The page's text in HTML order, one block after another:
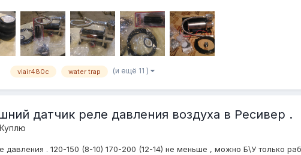
viair480c water trap (и ещё 11 )
датчик реле давления воздуха в Ресивер .
Куплю
давления . 120-150 (8-10) 170-200 (12-14) не меньше , можно Б\У только